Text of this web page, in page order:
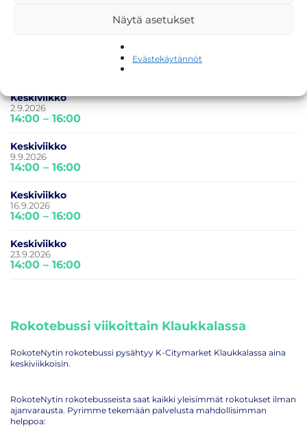
Näytä asetukset
Evästekäytännöt
Keskiviikko
2.9.2026
14:00 – 16:00
Keskiviikko
9.9.2026
14:00 – 16:00
Keskiviikko
16.9.2026
14:00 – 16:00
Keskiviikko
23.9.2026
14:00 – 16:00
Rokotebussi viikoittain Klaukkalassa
RokoteNytin rokotebussi pysähtyy K-Citymarket Klaukkalassa aina
keskiviikkoisin.
RokoteNytin rokotebusseista saat kaikki yleisimmät rokotukset ilman
ajanvarausta. Pyrimme tekemään palvelusta mahdollisimman
helppoa: